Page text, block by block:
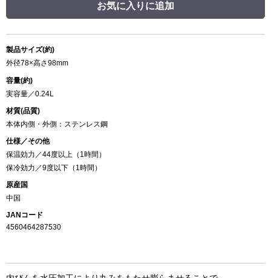
お気に入りに追加
製品サイズ(約)
外径78×高さ98mm
容量(約)
実容量／0.24L
材質(品質)
本体内側・外側：ステンレス鋼
仕様／その他
保温効力／44度以上（1時間）
保冷効力／9度以下（1時間）
原産国
中国
JANコード
4560464287530